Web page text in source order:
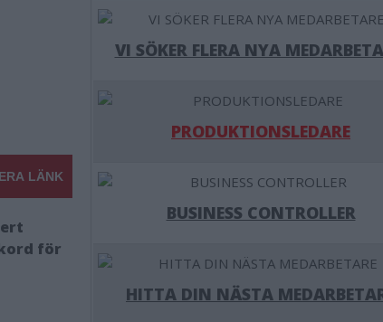
LÄNK
för
VI SÖKER FLERA NYA
PRODUKTIONSLEDARE
BUSINESS CONTROLLER
HITTA DIN NÄSTA